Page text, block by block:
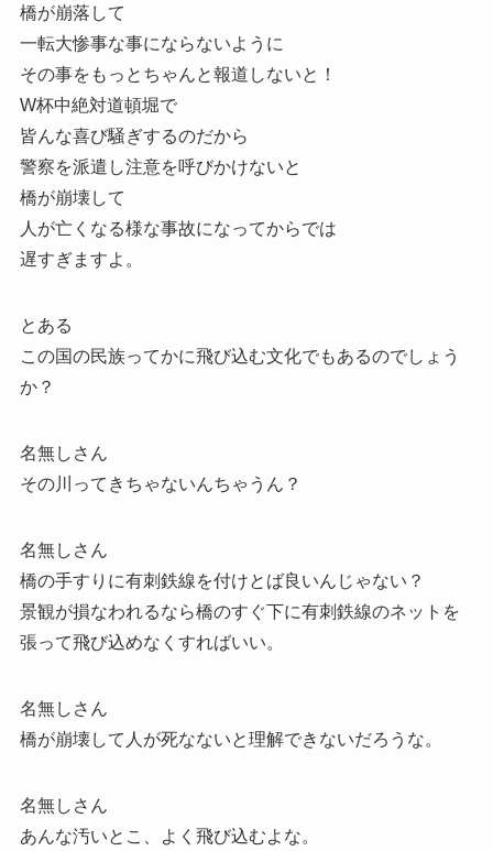
橋が崩落して
一転大惨事な事にならないように
その事をもっとちゃんと報道しないと！
W杯中絶対道頓堀で
皆んな喜び騒ぎするのだから
警察を派遣し注意を呼びかけないと
橋が崩壊して
人が亡くなる様な事故になってからでは
遅すぎますよ。
とある
この国の民族ってかに飛び込む文化でもあるのでしょう
か？
名無しさん
その川ってきちゃないんちゃうん？
名無しさん
橋の手すりに有刺鉄線を付けとば良いんじゃない？
景観が損なわれるなら橋のすぐ下に有刺鉄線のネットを
張って飛び込めなくすればいい。
名無しさん
橋が崩壊して人が死なないと理解できないだろうな。
名無しさん
あんな汚いとこ、よく飛び込むよな。